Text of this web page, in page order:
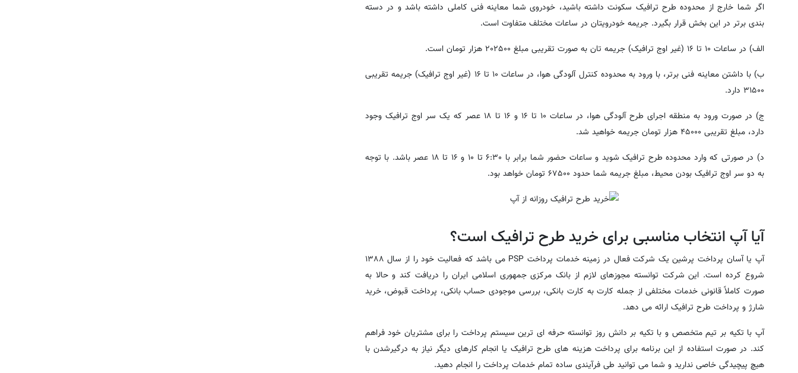
اگر شما خارج از محدوده طرح ترافیک سکونت داشته باشید، خودروی شما معاینه فنی کاملی داشته باشد و در دسته
بندی برتر در این بخش قرار بگیرد. جریمه خودرویتان در ساعات مختلف متفاوت است.
الف) در ساعات ۱۰ تا ۱۶ (غیر اوج ترافیک) جریمه تان به صورت تقریبی مبلغ ۲۰۲۵۰۰ هزار تومان است.
ب) با داشتن معاینه فنی برتر، با ورود به محدوده کنترل آلودگی هوا، در ساعات ۱۰ تا ۱۶ (غیر اوج ترافیک) جریمه تقریبی
۳۱۵۰۰ دارد.
ج) در صورت ورود به منطقه اجرای طرح آلودگی هوا، در ساعات ۱۰ تا ۱۶ و ۱۶ تا ۱۸ عصر که یک سر اوج ترافیک وجود
دارد، مبلغ تقریبی ۴۵۰۰۰ هزار تومان جریمه خواهید شد.
د) در صورتی که وارد محدوده طرح ترافیک شوید و ساعات حضور شما برابر با ۶:۳۰ تا ۱۰ و ۱۶ تا ۱۸ عصر باشد. با توجه
به دو سر اوج ترافیک بودن محیط، مبلغ جریمه شما حدود ۶۷۵۰۰ تومان خواهد بود.
آیا آپ انتخاب مناسبی برای خرید طرح ترافیک است؟
آپ یا آسان پرداخت پرشین یک شرکت فعال در زمینه خدمات پرداخت PSP می باشد که فعالیت خود را از سال ۱۳۸۸
شروع کرده است. این شرکت توانسته مجوزهای لازم از بانک مرکزی جمهوری اسلامی ایران را دریافت کند و حالا به
صورت کاملاً قانونی خدمات مختلفی از جمله کارت به کارت بانکی، بررسی موجودی حساب بانکی، پرداخت قبوض، خرید
شارژ و پرداخت طرح ترافیک ارائه می دهد.
آپ با تکیه بر تیم متخصص و با تکیه بر دانش روز توانسته حرفه ای ترین سیستم پرداخت را برای مشتریان خود فراهم
کند. در صورت استفاده از این برنامه برای پرداخت هزینه های طرح ترافیک یا انجام کارهای دیگر نیاز به درگیرشدن با
هیچ پیچیدگی خاصی ندارید و شما می توانید طی فرآیندی ساده تمام خدمات پرداخت را انجام دهید.